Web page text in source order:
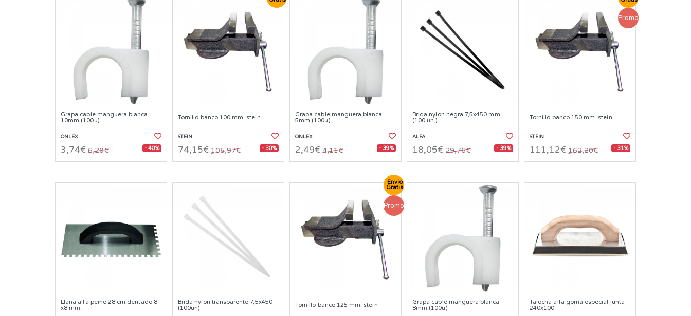
Grapa cable manguera blanca
10mm.(100u)
ONLEX
3,74€ 6,20€ - 40%
Tornillo banco 100 mm. stein
STEIN
74,15€ 105,97€ - 30%
Grapa cable manguera blanca
5mm.(100u)
ONLEX
2,49€ 4,11€ - 39%
Brida nylon negra 7,5x450 mm.
(100 un.)
ALFA
18,05€ 29,76€ - 39%
Promo
Tornillo banco 150 mm. stein
STEIN
111,12€ 162,20€ - 31%
Llana alfa peine 28 cm.dentado 8
x8 mm.
Brida nylon transparente 7,5x450
(100un)
Envío
Gratis
Promo
Tornillo banco 125 mm. stein
Grapa cable manguera blanca
8mm.(100u)
Talocha alfa goma especial junta
240x100